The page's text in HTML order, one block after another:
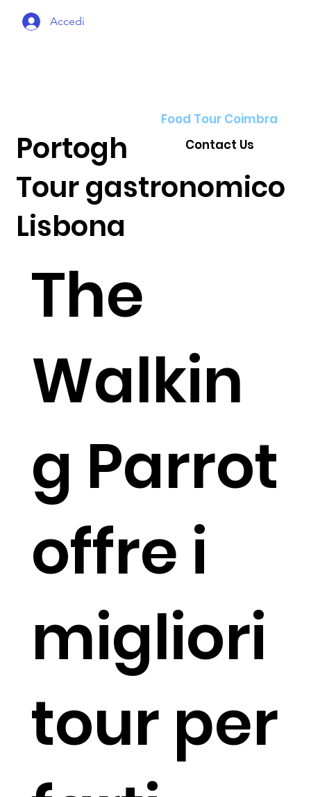
Accedi
Portoghese
Tour gastronomico
Lisbona
The
Walkin
g Parrot
offre i
migliori
tour per
Food Tour Coimbra
Contact Us